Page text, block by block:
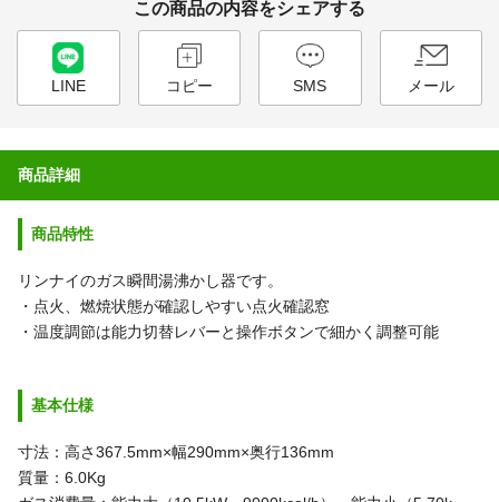
この商品の内容をシェアする
LINE コピー SMS メール
商品詳細
商品特性
リンナイのガス瞬間湯沸かし器です。
・点火、燃焼状態が確認しやすい点火確認窓
・温度調節は能力切替レバーと操作ボタンで細かく調整可能
基本仕様
寸法：高さ367.5mm×幅290mm×奥行136mm
質量：6.0Kg